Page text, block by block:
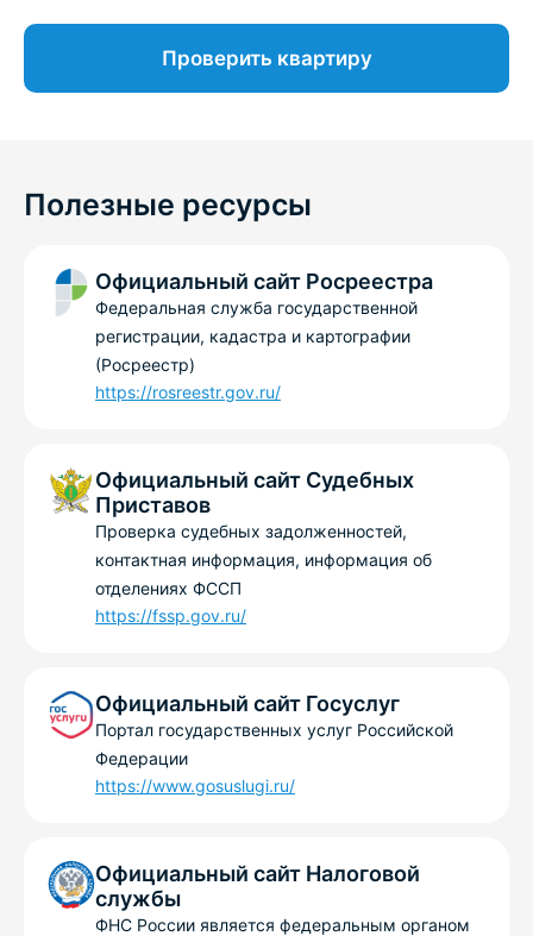
Проверить квартиру
Полезные ресурсы
Официальный сайт Росреестра
Федеральная служба государственной
регистрации, кадастра и картографии
(Росреестр)
https://rosreestr.gov.ru/
Официальный сайт Судебных
Приставов
Проверка судебных задолженностей,
контактная информация, информация об
отделениях ФССП
https://fssp.gov.ru/
Официальный сайт Госуслуг
Портал государственных услуг Российской
Федерации
https://www.gosuslugi.ru/
Официальный сайт Налоговой
службы
ФНС России является федеральным органом